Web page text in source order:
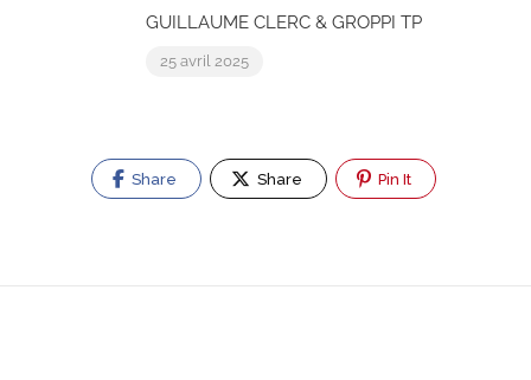
GUILLAUME CLERC & GROPPI TP
25 avril 2025
Share Share Pin It